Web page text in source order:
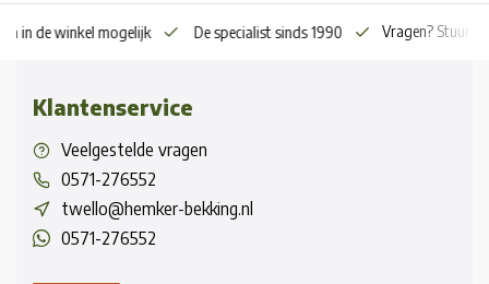
in de winkel mogelijk De specialist sinds 1990 Vragen? Stuur
Klantenservice
Veelgestelde vragen
0571-276552
twello@hemker-bekking.nl
0571-276552